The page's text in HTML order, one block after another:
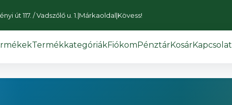
út 117. / Vadszőlő u. 1. |Márkaoldal|Kövess!
TermékkategóriákFiókomPénztárKosárKapcsolat